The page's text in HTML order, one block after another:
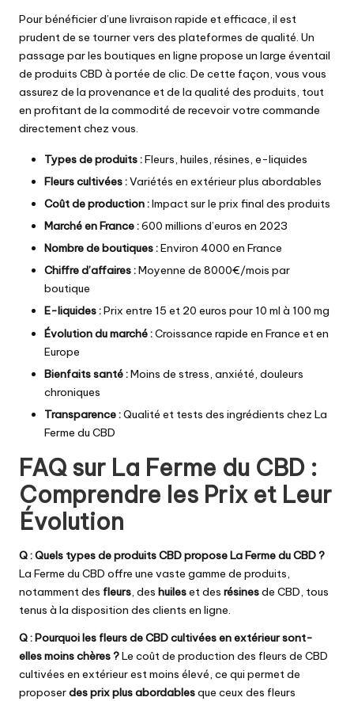
Pour bénéficier d’une livraison rapide et efficace, il est
prudent de se tourner vers des plateformes de qualité. Un
passage par les boutiques en ligne propose un large éventail
de produits CBD à portée de clic. De cette façon, vous vous
assurez de la provenance et de la qualité des produits, tout
en profitant de la commodité de recevoir votre commande
directement chez vous.
Types de produits :Fleurs, huiles, résines, e-liquides
Fleurs cultivées :Variétés en extérieur plus abordables
Coût de production :Impact sur le prix final des produits
Marché en France :600 millions d’euros en 2023
Nombre de boutiques :Environ 4000 en France
Chiffre d’affaires :Moyenne de 8000€/mois par
boutique
E-liquides :Prix entre 15 et 20 euros pour 10 ml à 100 mg
Évolution du marché :Croissance rapide en France et en
Europe
Bienfaits santé :Moins de stress, anxiété, douleurs
chroniques
Transparence :Qualité et tests des ingrédients chez La
Ferme du CBD
FAQ sur La Ferme du CBD :
Comprendre les Prix et Leur
Évolution
Q : Quels types de produits CBD propose La Ferme du CBD ?
La Ferme du CBD offre une vaste gamme de produits,
notamment des fleurs, des huileset des résinesde CBD, tous
tenus à la disposition des clients en ligne.
Q : Pourquoi les fleurs de CBD cultivées en extérieur sont-
elles moins chères ?Le coût de production des fleurs de CBD
cultivées en extérieur est moins élevé, ce qui permet de
proposerdes prix plus abordablesque ceux des fleurs